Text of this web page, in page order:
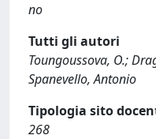
no
Tutti gli autori
Toungoussova, O.;
Spanevello, Antonio
Tipologia sito
268